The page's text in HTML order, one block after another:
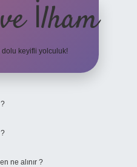
İlham
keyifli yolculuk!
ne alınır ?